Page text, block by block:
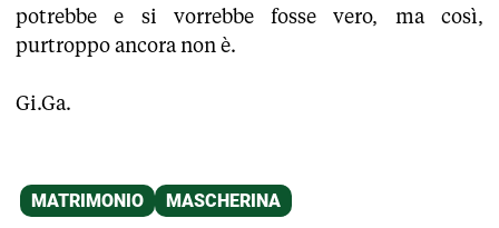
potrebbe e si vorrebbe fosse vero, ma così,
purtroppo ancora non è.
Gi.Ga.